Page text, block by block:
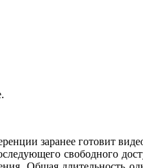
заранее готовит
свободного